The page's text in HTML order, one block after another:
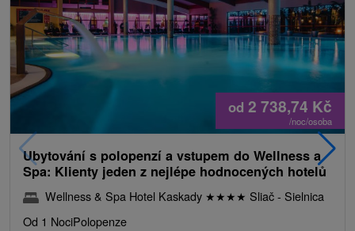
od 2 738,74 Kč
/noc/osoba
Ubytování s polopenzí a vstupem do Wellness a
Spa: Klienty jeden z nejlépe hodnocených hotelů
Wellness & Spa Hotel Kaskady ★★★★ Sliač - Sielnica
Od 1 NociPolopenze